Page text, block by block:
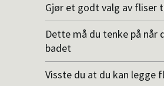
Gjør et godt valg av fliser
Dette må du tenke på når
badet
Visste du at du kan legge